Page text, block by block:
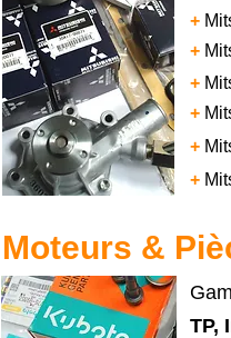
+
+
+
+
+
+
TP,
Moteurs &